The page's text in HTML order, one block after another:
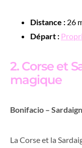
Distance : 26
Départ :
2. Corse et
magique
Bonifacio –
La Corse et la